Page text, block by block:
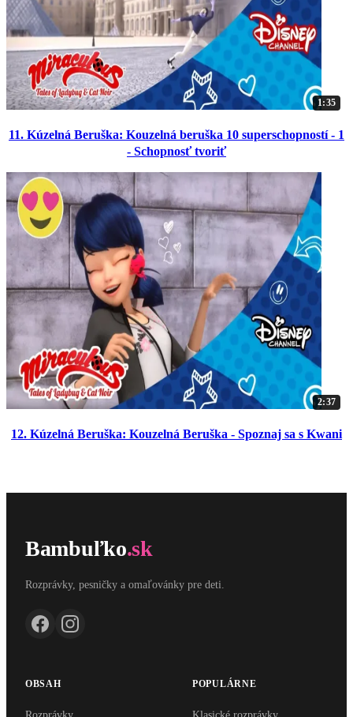
1:35
11. Kúzelná Beruška: Kouzelná beruška 10 superschopností - 1
- Schopnosť tvoriť
2:37
12. Kúzelná Beruška: Kouzelná Beruška - Spoznaj sa s Kwani
Bambuľko.sk
Rozprávky, pesničky a omaľovánky pre deti.
OBSAH
Rozprávky
POPULÁRNE
Klasické rozprávky